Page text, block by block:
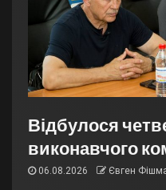
Відбулося
виконавчого
06.08.2026 Євген